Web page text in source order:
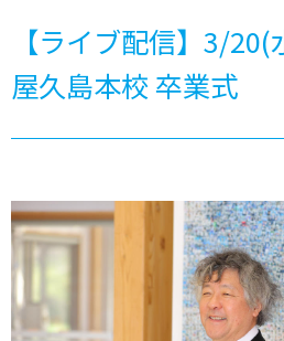
【ライブ配信】3/
屋久島本校 卒業式